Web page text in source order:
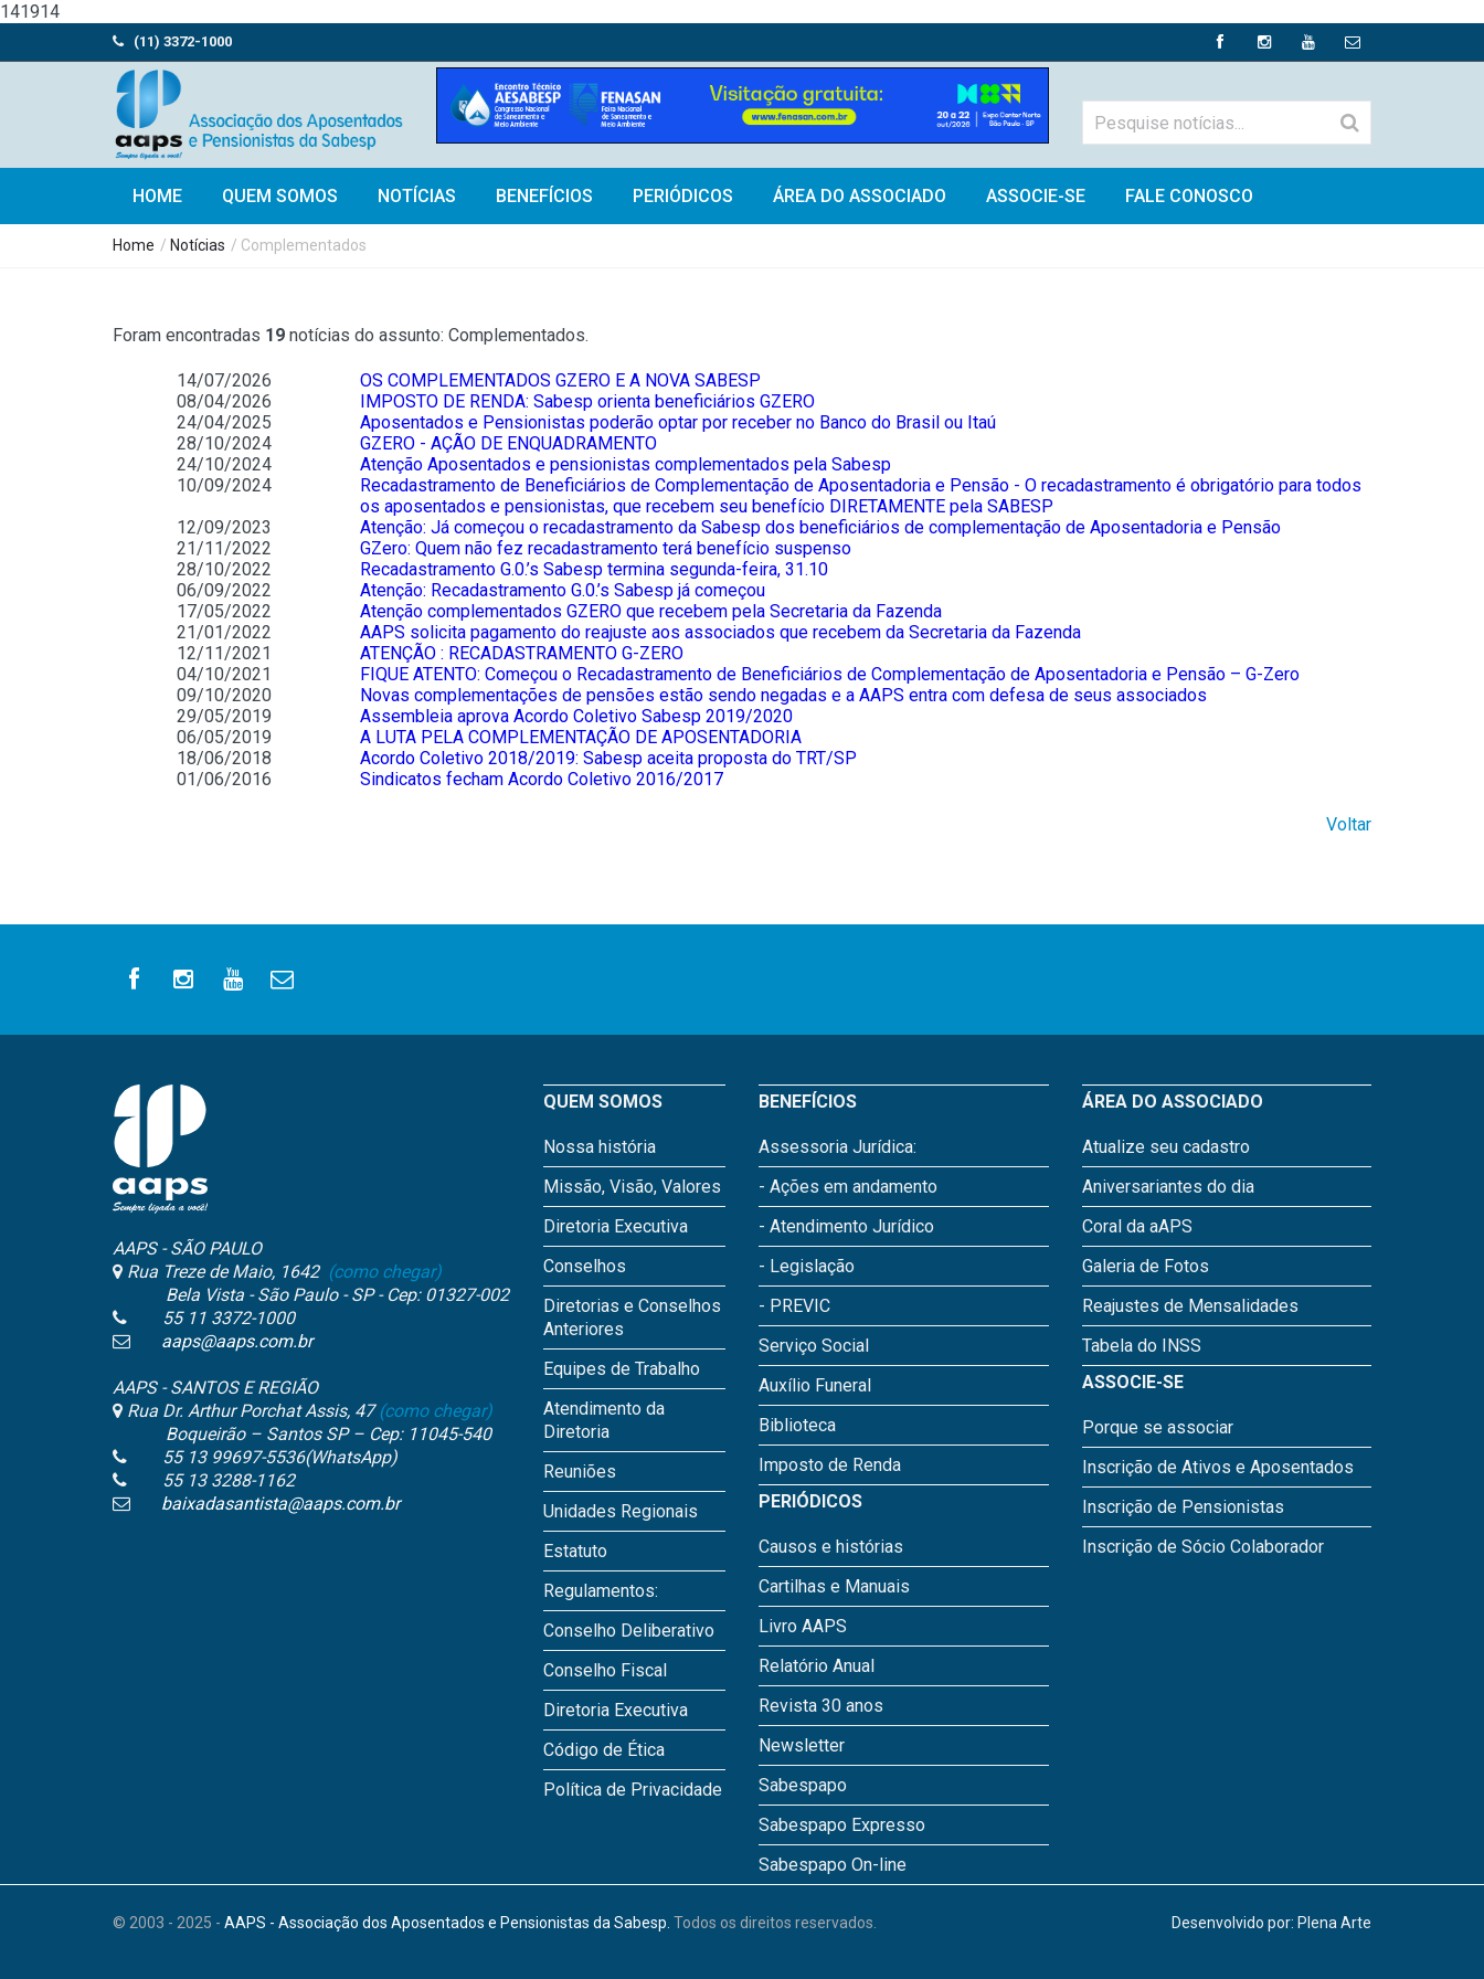
141914
(11) 3372-1000
HOME QUEM SOMOS NOTÍCIAS BENEFÍCIOS PERIÓDICOS ÁREA DO ASSOCIADO ASSOCIE-SE FALE CONOSCO
Home / Notícias / Complementados
Foram encontradas 19 notícias do assunto: Complementados.
14/07/2026
OS COMPLEMENTADOS GZERO E A NOVA SABESP
08/04/2026
IMPOSTO DE RENDA: Sabesp orienta beneficiários GZERO
24/04/2025
Aposentados e Pensionistas poderão optar por receber no Banco do Brasil ou Itaú
28/10/2024
GZERO - AÇÃO DE ENQUADRAMENTO
24/10/2024
Atenção Aposentados e pensionistas complementados pela Sabesp
10/09/2024
Recadastramento de Beneficiários de Complementação de Aposentadoria e Pensão - O recadastramento é obrigatório para todos
os aposentados e pensionistas, que recebem seu benefício DIRETAMENTE pela SABESP
12/09/2023
Atenção: Já começou o recadastramento da Sabesp dos beneficiários de complementação de Aposentadoria e Pensão
21/11/2022
GZero: Quem não fez recadastramento terá benefício suspenso
28/10/2022
Recadastramento G.0.’s Sabesp termina segunda-feira, 31.10
06/09/2022
Atenção: Recadastramento G.0.’s Sabesp já começou
17/05/2022
Atenção complementados GZERO que recebem pela Secretaria da Fazenda
21/01/2022
AAPS solicita pagamento do reajuste aos associados que recebem da Secretaria da Fazenda
12/11/2021
ATENÇÃO : RECADASTRAMENTO G-ZERO
04/10/2021
FIQUE ATENTO: Começou o Recadastramento de Beneficiários de Complementação de Aposentadoria e Pensão – G-Zero
09/10/2020
Novas complementações de pensões estão sendo negadas e a AAPS entra com defesa de seus associados
29/05/2019
Assembleia aprova Acordo Coletivo Sabesp 2019/2020
06/05/2019
A LUTA PELA COMPLEMENTAÇÃO DE APOSENTADORIA
18/06/2018
Acordo Coletivo 2018/2019: Sabesp aceita proposta do TRT/SP
01/06/2016
Sindicatos fecham Acordo Coletivo 2016/2017
Voltar
AAPS - SÃO PAULO
Rua Treze de Maio, 1642 (como chegar)
Bela Vista - São Paulo - SP - Cep: 01327-002
55 11 3372-1000
aaps@aaps.com.br
AAPS - SANTOS E REGIÃO
Rua Dr. Arthur Porchat Assis, 47(como chegar)
Boqueirão – Santos SP – Cep: 11045-540
55 13 99697-5536(WhatsApp)
55 13 3288-1162
baixadasantista@aaps.com.br
QUEM SOMOS
Nossa história
Missão, Visão, Valores
Diretoria Executiva
Conselhos
Diretorias e Conselhos
Anteriores
Equipes de Trabalho
Atendimento da
Diretoria
Reuniões
Unidades Regionais
Estatuto
Regulamentos:
Conselho Deliberativo
Conselho Fiscal
Diretoria Executiva
Código de Ética
Política de Privacidade
BENEFÍCIOS
Assessoria Jurídica:
- Ações em andamento
- Atendimento Jurídico
- Legislação
- PREVIC
Serviço Social
Auxílio Funeral
Biblioteca
Imposto de Renda
PERIÓDICOS
Causos e histórias
Cartilhas e Manuais
Livro AAPS
Relatório Anual
Revista 30 anos
Newsletter
Sabespapo
Sabespapo Expresso
Sabespapo On-line
ÁREA DO ASSOCIADO
Atualize seu cadastro
Aniversariantes do dia
Coral da aAPS
Galeria de Fotos
Reajustes de Mensalidades
Tabela do INSS
ASSOCIE-SE
Porque se associar
Inscrição de Ativos e Aposentados
Inscrição de Pensionistas
Inscrição de Sócio Colaborador
© 2003 - 2025 - AAPS - Associação dos Aposentados e Pensionistas da Sabesp. Todos os direitos reservados. Desenvolvido por: Plena Arte